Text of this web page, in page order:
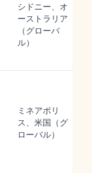
シドニー、オ
ーストラリア
（グローバ
ル）
ミネアポリ
ス、米国（グ
ローバル）